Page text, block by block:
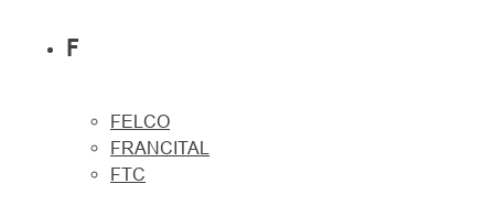
F
FELCO
FRANCITAL
FTC